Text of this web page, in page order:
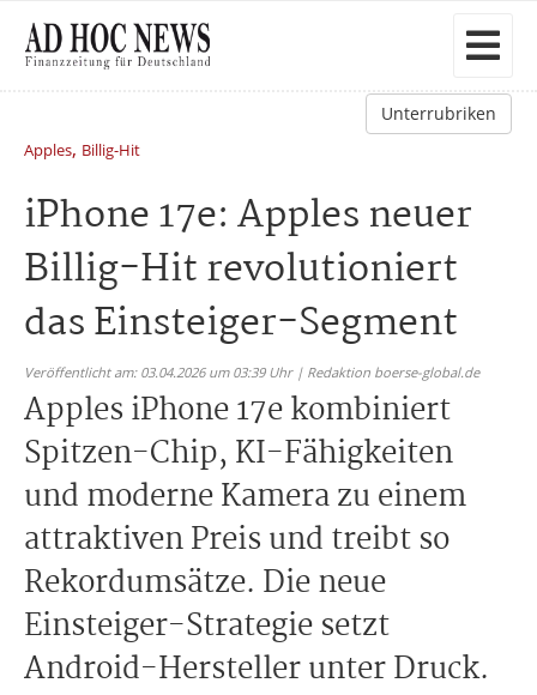
Unterrubriken
Apples, Billig-Hit
iPhone 17e: Apples neuer
Billig-Hit revolutioniert
das Einsteiger-Segment
Veröffentlicht am: 03.04.2026 um 03:39 Uhr | Redaktion boerse-global.de
Apples iPhone 17e kombiniert
Spitzen-Chip, KI-Fähigkeiten
und moderne Kamera zu einem
attraktiven Preis und treibt so
Rekordumsätze. Die neue
Einsteiger-Strategie setzt
Android-Hersteller unter Druck.